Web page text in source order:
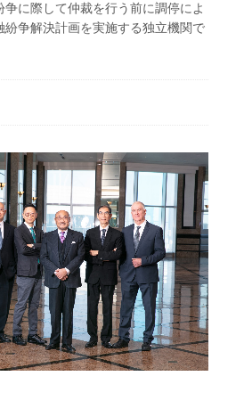
に際して仲裁を行う前に調停によ
紛争解決計画を実施する独立機関で